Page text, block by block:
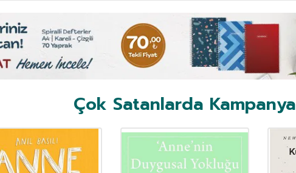
Çok Satanlarda Kampanya